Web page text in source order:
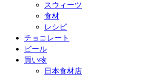
スウィーツ
食材
レシピ
チョコレート
ビール
買い物
日本食材店